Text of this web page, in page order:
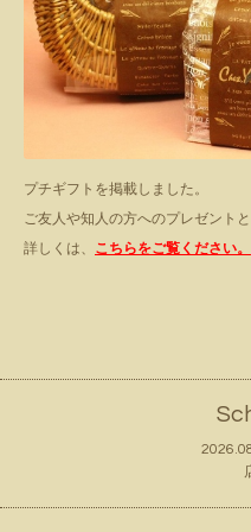
プチギフトを掲載しました。
ご友人や知人の方へのプレゼント
詳しくは、 こちらをご覧ください。